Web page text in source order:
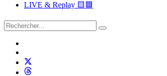
LIVE & Replay 🟨🟥